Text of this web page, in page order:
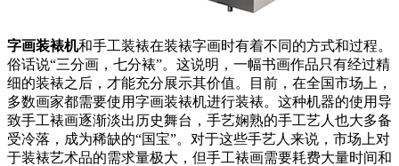
字画装裱机和手工装裱在装裱字画时有着不同的方式和过程。
俗话说“三分画，七分裱”。这说明，一幅书画作品只有经过精
细的装裱之后，才能充分展示其价值。目前，在全国市场上，
多数画家都需要使用字画装裱机进行装裱。这种机器的使用导
致手工裱画逐渐淡出历史舞台，手艺娴熟的手工艺人也大多备
受冷落，成为稀缺的“国宝”。对于这些手艺人来说，市场上对
于装裱艺术品的需求量极大，但手工裱画需要耗费大量时间和